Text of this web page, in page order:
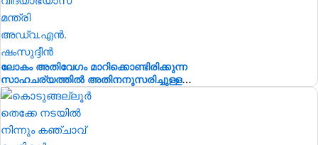
ലോകം അതിവേഗം മാറിക്കൊണ്ടിരിക്കുന്ന
സാഹചര്യത്തിൽ അതിനനുസരിച്ചുള്ള
ആധുനിക വിദ്യാഭ്യാസം സ്കൂൾ തലത്തിൽ
തന്നെ വിദ്യാർഥികൾക്ക് ലഭ്യമാക്കുകയാണ്
സർക്കാരിന്റെ ലക്ഷ്യമെന്ന് സംസ്ഥാന
വിദ്യാഭ്യാസ മന്ത്രി അഡ്വ.എൻ. ഷംസുദ്ദീൻ